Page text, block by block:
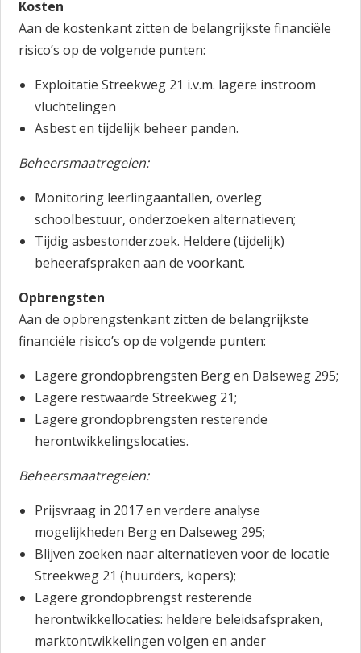
Kosten
Aan de kostenkant zitten de belangrijkste financiële
risico’s op de volgende punten:
Exploitatie Streekweg 21 i.v.m. lagere instroom
vluchtelingen
Asbest en tijdelijk beheer panden.
Beheersmaatregelen:
Monitoring leerlingaantallen, overleg
schoolbestuur, onderzoeken alternatieven;
Tijdig asbestonderzoek. Heldere (tijdelijk)
beheerafspraken aan de voorkant.
Opbrengsten
Aan de opbrengstenkant zitten de belangrijkste
financiële risico’s op de volgende punten:
Lagere grondopbrengsten Berg en Dalseweg 295;
Lagere restwaarde Streekweg 21;
Lagere grondopbrengsten resterende
herontwikkelingslocaties.
Beheersmaatregelen:
Prijsvraag in 2017 en verdere analyse
mogelijkheden Berg en Dalseweg 295;
Blijven zoeken naar alternatieven voor de locatie
Streekweg 21 (huurders, kopers);
Lagere grondopbrengst resterende
herontwikkellocaties: heldere beleidsafspraken,
marktontwikkelingen volgen en ander